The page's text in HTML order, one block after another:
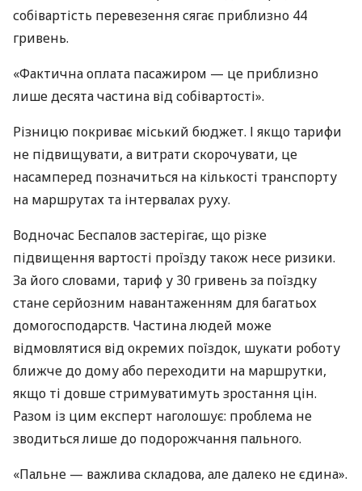
собівартість перевезення сягає приблизно 44
гривень.
«Фактична оплата пасажиром — це приблизно
лише десята частина від собівартості».
Різницю покриває міський бюджет. І якщо тарифи
не підвищувати, а витрати скорочувати, це
насамперед позначиться на кількості транспорту
на маршрутах та інтервалах руху.
Водночас Беспалов застерігає, що різке
підвищення вартості проїзду також несе ризики.
За його словами, тариф у 30 гривень за поїздку
стане серйозним навантаженням для багатьох
домогосподарств. Частина людей може
відмовлятися від окремих поїздок, шукати роботу
ближче до дому або переходити на маршрутки,
якщо ті довше стримуватимуть зростання цін.
Разом із цим експерт наголошує: проблема не
зводиться лише до подорожчання пального.
«Пальне — важлива складова, але далеко не єдина».